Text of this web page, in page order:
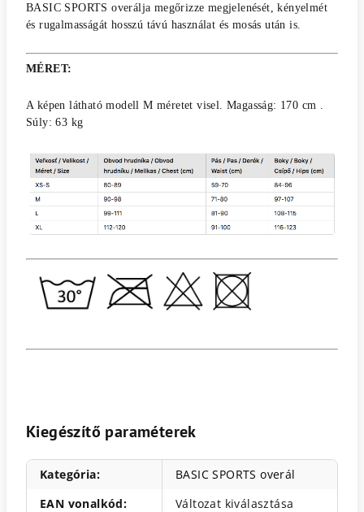
BASIC SPORTS overálja megőrizze megjelenését, kényelmét
és rugalmasságát hosszú távú használat és mosás után is.
MÉRET:
A képen látható modell M méretet visel. Magasság: 170 cm .
Súly: 63 kg
Kiegészítő paraméterek
Kategória:
BASIC SPORTS overál
EAN vonalkód:
Változat kiválasztása